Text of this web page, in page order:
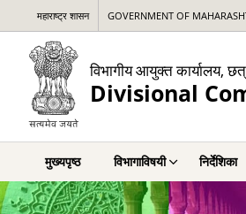
महाराष्ट्र शासन GOVERNMENT OF
विभागीय आयुक्त कार्यालय,
Divisional
मुख्यपृष्ठ विभागाविषयी निर्देशिका